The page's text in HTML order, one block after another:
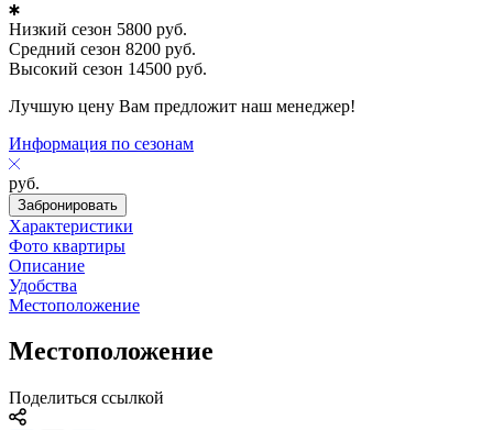
Низкий сезон 5800 руб.
Средний сезон 8200 руб.
Высокий сезон 14500 руб.
Лучшую цену Вам предложит наш менеджер!
Информация по сезонам
руб.
Забронировать
Характеристики
Фото квартиры
Описание
Удобства
Местоположение
Местоположение
Поделиться ссылкой